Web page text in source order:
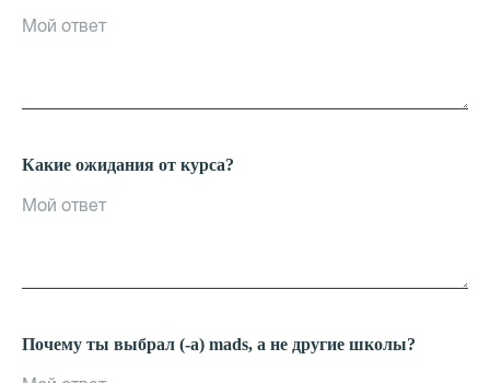
Какие ожидания от курса?
Почему ты выбрал (-а) mads, а не другие школы?